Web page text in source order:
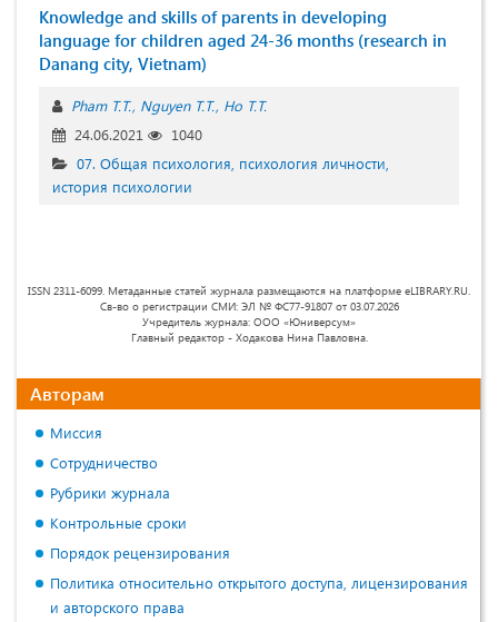
Knowledge and skills of parents in developing
language for children aged 24-36 months (research in
Danang city, Vietnam)
Pham T.T. Nguyen T.T. Ho T.T.
24.06.2021
1040
07. Общая психология, психология личности,
история психологии
ISSN 2311-6099. Метаданные статей журнала размещаются на платформе eLIBRARY.RU.
Св-во о регистрации СМИ: ЭЛ № ФС77-91807 от 03.07.2026
Учредитель журнала: ООО «Юниверсум»
Главный редактор - Ходакова Нина Павловна.
Авторам
Миссия
Сотрудничество
Рубрики журнала
Контрольные сроки
Порядок рецензирования
Политика относительно открытого доступа, лицензирования
и авторского права